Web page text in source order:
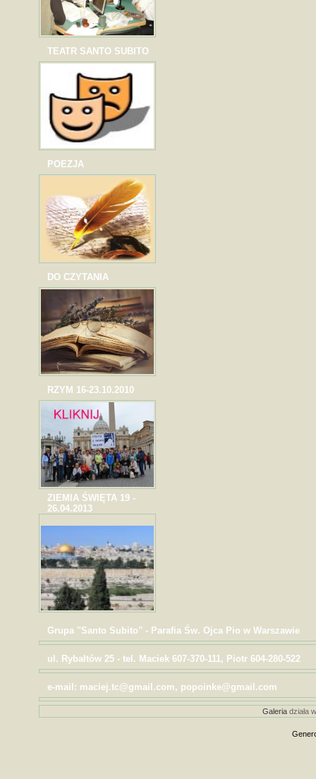
TEATR SANTO SUBITO
POEZJA
DO CZYTANIA
RZYM 16-23.10.2010
ZIEMIA ŚWIĘTA 19 -
26.04.2013
Grupa "Santo Subito" - Parafia Św. Ojca Pio w Warszawie
ul. Rybałtów 25 - tel. Maciek 607-370-111, Piotr 604-280-522
e-mail: maciej.tc@gmail.com, popoinke@gmail.com
Galeriadziała